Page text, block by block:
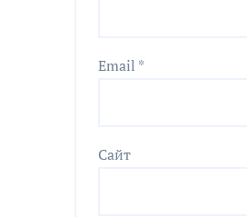
Email *
Сайт